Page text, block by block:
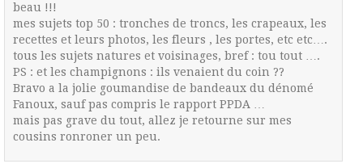
beau !!!
mes sujets top 50 : tronches de troncs, les crapeaux, les
recettes et leurs photos, les fleurs , les portes, etc etc….
tous les sujets natures et voisinages, bref : tou tout ….
PS : et les champignons : ils venaient du coin ??
Bravo a la jolie goumandise de bandeaux du dénomé
Fanoux, sauf pas compris le rapport PPDA …
mais pas grave du tout, allez je retourne sur mes
cousins ronroner un peu.